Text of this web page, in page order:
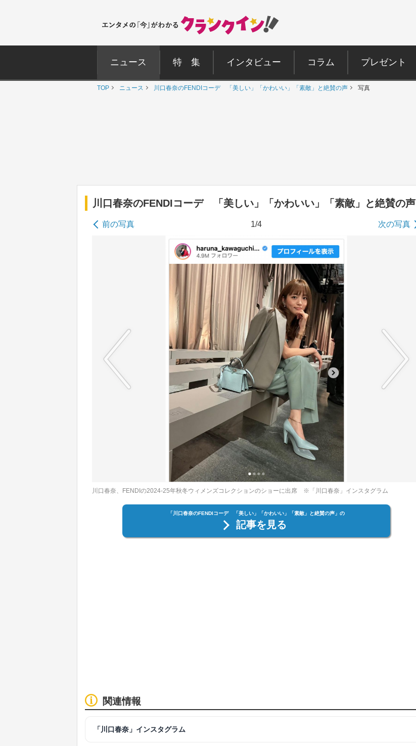
ニュース 特 集 インタビュー コラム プレゼント
TOP ニュース 川口春奈のFENDIコーデ 「美しい」「かわいい」「素敵」と絶賛の声 写真
川口春奈のFENDIコーデ 「美しい」「かわいい」「素敵」と絶賛の声
前の写真 1/4 次の写真
川口春奈、FENDIの2024-25年秋冬ウィメンズコレクションのショーに出席 ※「川口春奈」インスタグラム
「川口春奈のFENDIコーデ 「美しい」「かわいい」「素敵」と絶賛の声」の
記事を見る
関連情報
「川口春奈」インスタグラム